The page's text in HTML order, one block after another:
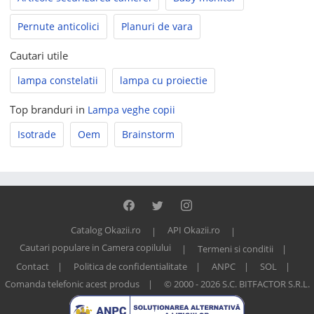
Pernute anticolici Planuri de vara
Cautari utile
lampa constelatii lampa cu proiectie
Top branduri in Lampa veghe copii
Isotrade
Oem Brainstorm
Catalog Okazii.ro
API Okazii.ro
Cautari populare in Camera copilului
Termeni si conditii
Contact
Politica de confidentialitate ANPC
SOL
Comanda telefonic acest produs
© 2000 - 2026 S.C. BITFACTOR S.R.L.